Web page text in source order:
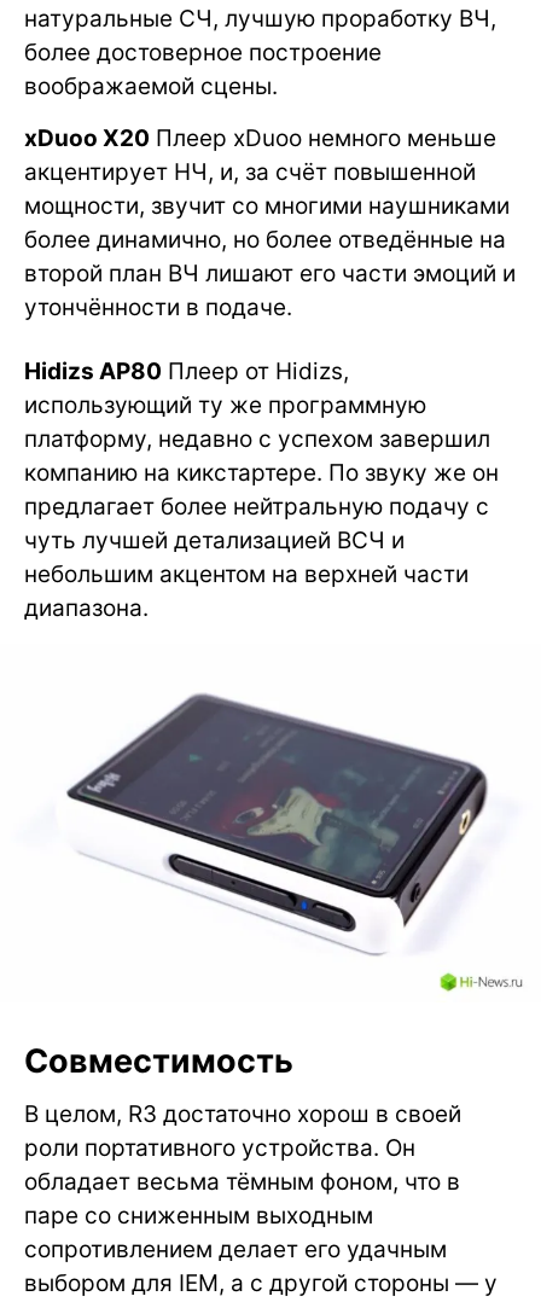
натуральные СЧ, лучшую проработку ВЧ,
более достоверное построение
воображаемой сцены.
xDuoo X20 Плеер xDuoo немного меньше
акцентирует НЧ, и, за счёт повышенной
мощности, звучит со многими наушниками
более динамично, но более отведённые на
второй план ВЧ лишают его части эмоций и
утончённости в подаче.
Hidizs AP80 Плеер от Hidizs,
использующий ту же программную
платформу, недавно с успехом завершил
компанию на кикстартере. По звуку же он
предлагает более нейтральную подачу с
чуть лучшей детализацией ВСЧ и
небольшим акцентом на верхней части
диапазона.
Совместимость
В целом, R3 достаточно хорош в своей
роли портативного устройства. Он
обладает весьма тёмным фоном, что в
паре со сниженным выходным
сопротивлением делает его удачным
выбором для IEM, а с другой стороны — у